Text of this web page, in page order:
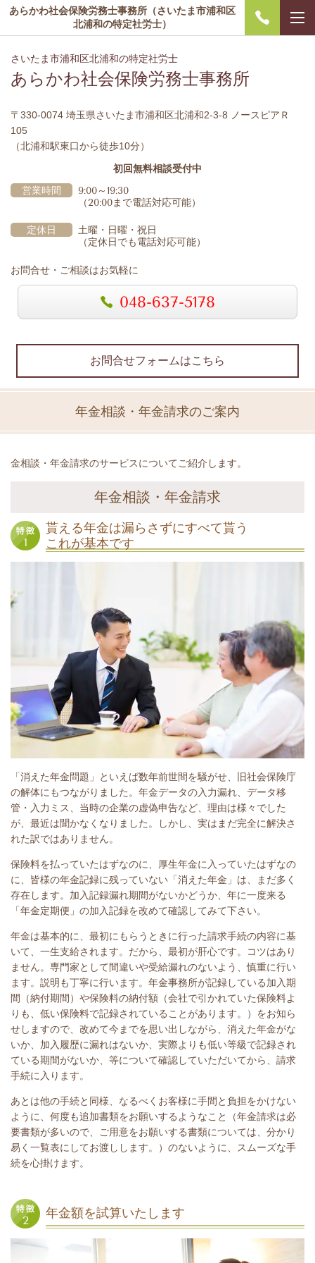
あらかわ社会保険労務士事務所（さいたま市浦和区
北浦和の特定社労士）
さいたま市浦和区北浦和の特定社労士
あらかわ社会保険労務士事務所
〒330-0074 埼玉県さいたま市浦和区北浦和2-3-8 ノースピアＲ
105
（北浦和駅東口から徒歩10分）
初回無料相談受付中
営業時間
9:00～19:30
（20:00まで電話対応可能）
定休日
土曜・日曜・祝日
（定休日でも電話対応可能）
お問合せ・ご相談はお気軽に
048-637-5178
お問合せフォームはこちら
年金相談・年金請求のご案内
金相談・年金請求のサービスについてご紹介します。
年金相談・年金請求
貰える年金は漏らさずにすべて貰う
これが基本です
「消えた年金問題」といえば数年前世間を騒がせ、旧社会保険庁
の解体にもつながりました。年金データの入力漏れ、データ移
管・入力ミス、当時の企業の虚偽申告など、理由は様々でした
が、最近は聞かなくなりました。しかし、実はまだ完全に解決さ
れた訳ではありません。
保険料を払っていたはずなのに、厚生年金に入っていたはずなの
に、皆様の年金記録に残っていない「消えた年金」は、まだ多く
存在します。加入記録漏れ期間がないかどうか、年に一度来る
「年金定期便」の加入記録を改めて確認してみて下さい。
年金は基本的に、最初にもらうときに行った請求手続の内容に基
いて、一生支給されます。だから、最初が肝心です。コツはあり
ません。専門家として間違いや受給漏れのないよう、慎重に行い
ます。説明も丁寧に行います。年金事務所が記録している加入期
間（納付期間）や保険料の納付額（会社で引かれていた保険料よ
りも、低い保険料で記録されていることがあります。）をお知ら
せしますので、改めて今までを思い出しながら、消えた年金がな
いか、加入履歴に漏れはないか、実際よりも低い等級で記録され
ている期間がないか、等について確認していただいてから、請求
手続に入ります。
あとは他の手続と同様、なるべくお客様に手間と負担をかけない
ように、何度も追加書類をお願いするようなこと（年金請求は必
要書類が多いので、ご用意をお願いする書類については、分かり
易く一覧表にしてお渡しします。）のないように、スムーズな手
続を心掛けます。
年金額を試算いたします